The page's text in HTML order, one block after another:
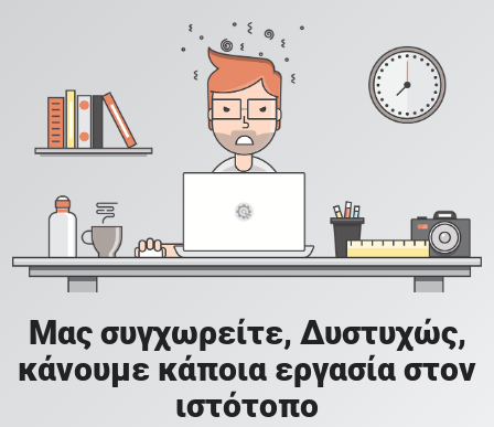
Μας συγχωρείτε, Δυστυχώς,
κάνουμε κάποια εργασία στον
ιστότοπο